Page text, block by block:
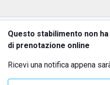
Questo stabilimento non
di prenotazione online
Ricevi una notifica appena